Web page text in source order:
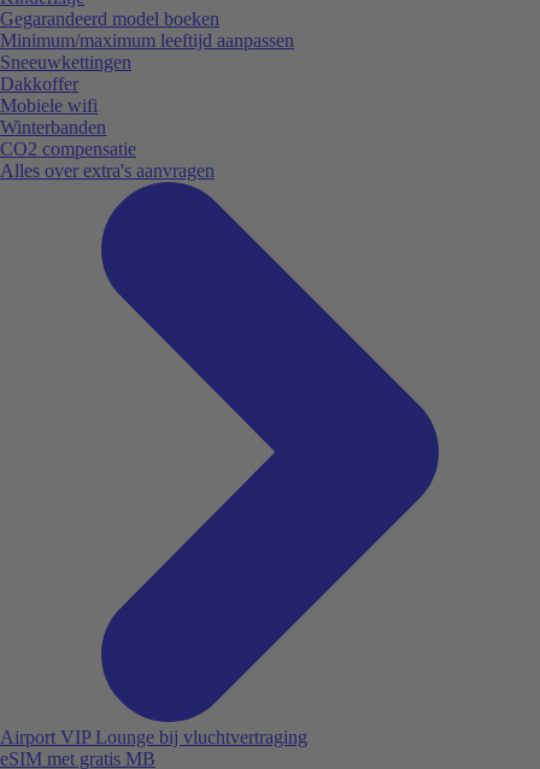
Gegarandeerd model boeken
Minimum/maximum leeftijd aanpassen
Sneeuwkettingen
Dakkoffer
Mobiele wifi
Winterbanden
CO2 compensatie
Alles over extra's aanvragen
Airport VIP Lounge bij vluchtvertraging
eSIM met gratis MB